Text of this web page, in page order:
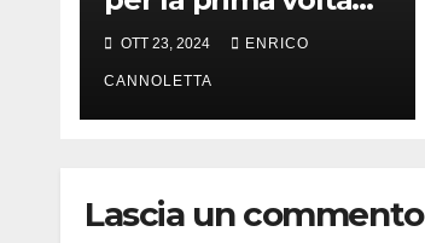
l’orologio standard
potrebbe essere
ritardato di 1″
OTT 23, 2024 ENRICO
CANNOLETTA
Lascia un commento